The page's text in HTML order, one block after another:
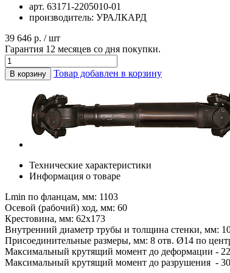
арт. 63171-2205010-01
производитель: УРАЛКАРД
39 646 р. / шт
Гарантия 12 месяцев со дня покупки.
В корзину Товар добавлен в корзину
Технические характеристики
Информация о товаре
Lmin по фланцам, мм: 1103
Осевой (рабочий) ход, мм: 60
Крестовина, мм: 62х173
Внутренний диаметр трубы и толщина стенки, мм:
Присоединительные размеры, мм: 8 отв. Ø14 по
Максимальный крутящий момент до деформации -
Максимальный крутящий момент до разрушения -